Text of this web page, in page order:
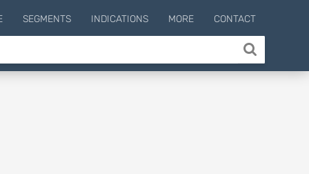
SEGMENTS INDICATIONS MORE CONTACT